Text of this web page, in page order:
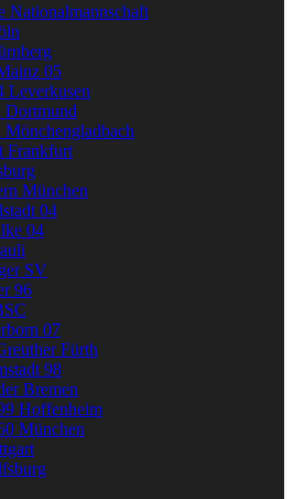
Nationalmannschaft
05
Leverkusen
Dortmund
Mönchengladbach
Frankfurt
München
04
04
SV
96
07
Fürth
98
Bremen
Hoffenheim
München